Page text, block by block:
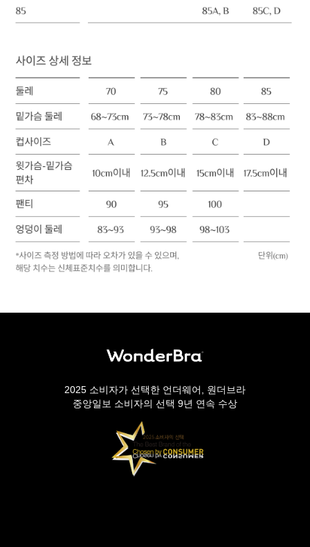
2025 소비자가 선택한 언더웨어, 원더브라
중앙일보 소비자의 선택 9년 연속 수상